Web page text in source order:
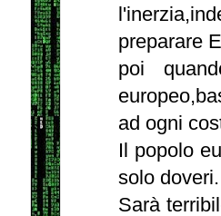
preparare
poi
ad ogni
Il popolo
solo doveri.
Sarà